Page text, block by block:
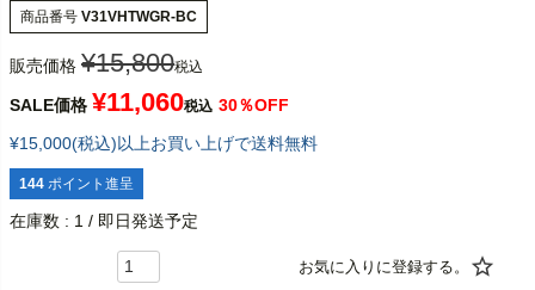
商品番号 V31VHTWGR-BC
販売価格 ¥15,800税込
SALE価格 ¥11,060税込 30％OFF
¥15,000(税込)以上お買い上げで送料無料
144 ポイント進呈
在庫数 1 / 即日発送予定